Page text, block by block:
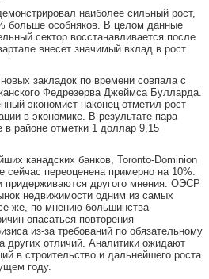
наиболее сильный рост,
больше особняков. В целом данные
сектор восстанавливается после
внесет значимый вклад в рост
закладок по времени совпала с
Федрезерва Джеймса Булларда.
экономист наконец отметил рост
в экономике. В результате пара
в районе отметки 1 доллар 9,15
канадских банков, Toronto-Dominion
сейчас переоценена примерно на 10%.
придерживаются другого мнения: ОЭСР
недвижимости одним из самых
же, по мнению большинства
опасаться повторения
из-за требований по обязательному
других отличий. Аналитики ожидают
в строительство и дальнейшего роста
году.